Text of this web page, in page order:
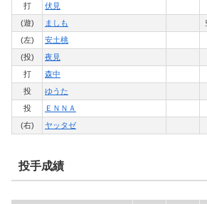
打
伏見
(遊)
ましも
(左)
安土桃
(投)
夜見
打
森中
投
ゆうた
投
ＥＮＮＡ
(右)
ヤッタゼ
投手成績